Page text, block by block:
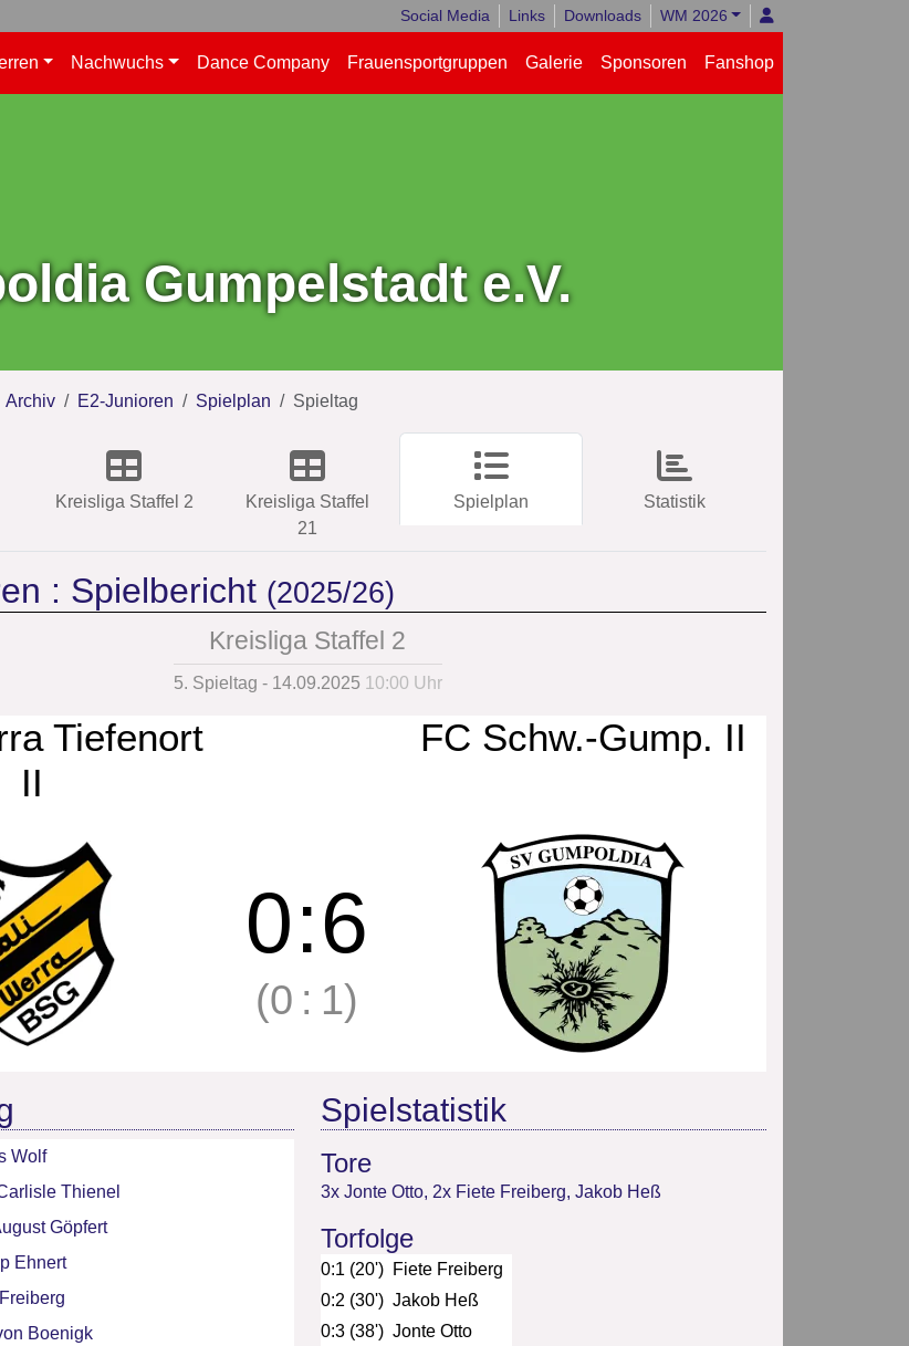
Social Media Links Downloads WM 2026
Nachwuchs Dance Company Frauensportgruppen Galerie Sponsoren Fanshop
Gumpelstadt e.V.
Archiv E2-Junioren Spielplan Spieltag
Kreisliga Staffel 2
Kreisliga Staffel
21
Spielplan Statistik
: Spielbericht (2025/26)
Kreisliga Staffel 2
5. Spieltag - 14.09.2025 10:00 Uhr
Tiefenort
II
FC Schw.-Gump. II
0:6
(0 : 1)
Wolf
Thienel
Göpfert
Ehnert
Boenigk
Spielstatistik
Tore
3x Jonte Otto, 2x Fiete Freiberg, Jakob Heß
Torfolge
0:1 (20') Fiete Freiberg
0:2 (30') Jakob Heß
0:3 (38') Jonte Otto